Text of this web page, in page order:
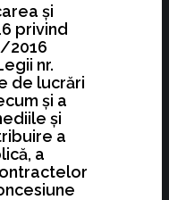
şi
privind
2016
nr.
de lucrări
şi a
şi
a
a